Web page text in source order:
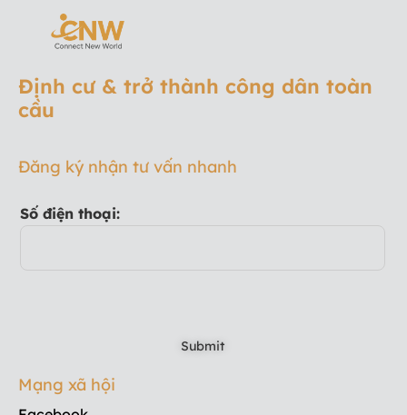
Định cư & trở thành công dân toàn
cầu
Đăng ký nhận tư vấn nhanh
Số điện thoại:
Mạng xã hội